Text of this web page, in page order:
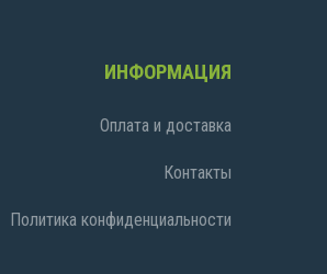
ИНФОРМАЦИЯ
Оплата и доставка
Контакты
Политика конфиденциальности